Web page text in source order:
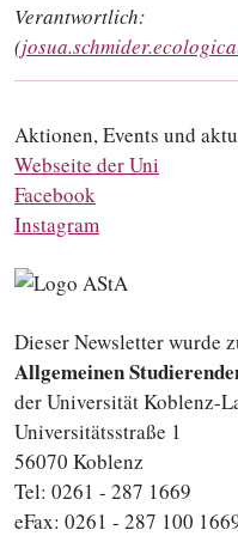
Verantwortlich:
(
Aktionen, Events und
Webseite der Uni
Facebook
Instagram
Dieser Newsletter wurde
Allgemeinen
der Universität Koblenz-
Universitätsstraße 1
56070 Koblenz
Tel: 0261 - 287 1669
eFax: 0261 - 287 100